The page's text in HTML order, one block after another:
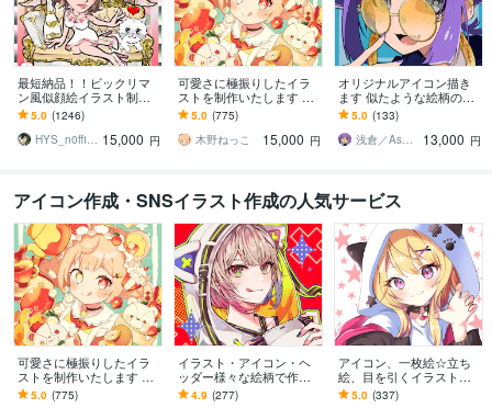
最短納品！！ビックリマ
ン風似顔絵イラスト制作
します アイコンやデジタ
ルギフトに！シール印刷
の対応も可能です！
5.0 (1246)
HYS_n0fficial 15,000 円
可愛さに極振りしたイラ
ストを制作いたします ★
商用利用＆二次利用込
み！ミニキャラは小物２
点まで無料！★
5.0 (775)
木野ねっこ
15,000 円
オリジナルアイコン描き
ます 似たような絵柄のア
イコンは嫌だなぁ…と思
いませんか？
5.0 (133)
浅倉／Asakura
13,000 円
アイコン作成・SNSイラスト作成の人気サービス
可愛さに極振りしたイラ
ストを制作いたします ★
商用利用＆二次利用込
5.0 (775)
イラスト・アイコン・ヘ
ッダー様々な絵柄で作成
します 商用可！似顔絵・
4.9 (277)
アイコン、一枚絵☆立ち
絵、目を引くイラスト描
きます イリアム、サム
5.0 (337)